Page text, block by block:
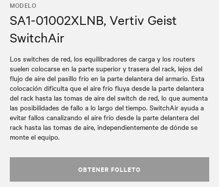
MODELO
SA1-01002XLNB, Vertiv Geist
SwitchAir
Los switches de red, los equilibradores de carga y los routers
suelen colocarse en la parte superior y trasera del rack, lejos del
flujo de aire del pasillo frío en la parte delantera del armario. Esta
colocación dificulta que el aire frío fluya desde la parte delantera
del rack hasta las tomas de aire del switch de red, lo que aumenta
las posibilidades de fallo a lo largo del tiempo. SwitchAir ayuda a
evitar fallos canalizando el aire frío desde la parte delantera del
rack hasta las tomas de aire, independientemente de dónde se
monte el equipo.
OBTENER FOLLETO